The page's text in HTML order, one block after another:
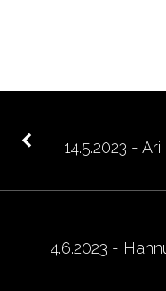
14.5.2023 -
4.6.2023 -